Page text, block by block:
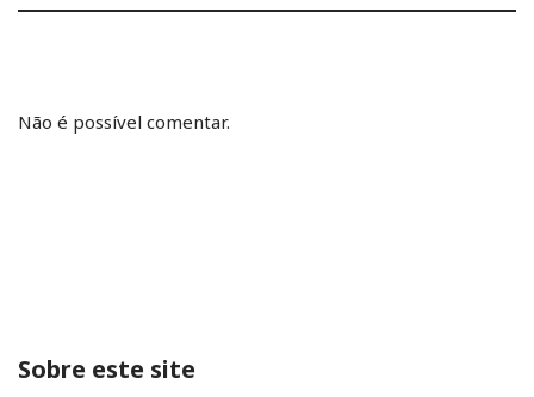
Não é possível comentar.
Sobre este site